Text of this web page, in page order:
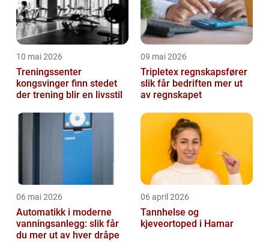
10 mai 2026
Treningssenter
kongsvinger finn stedet
der trening blir en livsstil
09 mai 2026
Tripletex regnskapsfører
slik får bedriften mer ut
av regnskapet
06 mai 2026
Automatikk i moderne
vanningsanlegg: slik får
du mer ut av hver dråpe
06 april 2026
Tannhelse og
kjeveortoped i Hamar